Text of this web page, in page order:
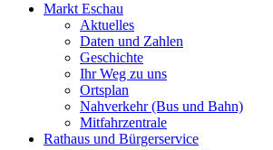
Markt Eschau
Aktuelles
Daten und Zahlen
Geschichte
Ihr Weg zu uns
Ortsplan
Nahverkehr (Bus und Bahn)
Mitfahrzentrale
Rathaus und Bürgerservice